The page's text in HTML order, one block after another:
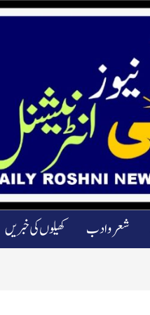
کھیلوں کی خبریں شعرو ادب